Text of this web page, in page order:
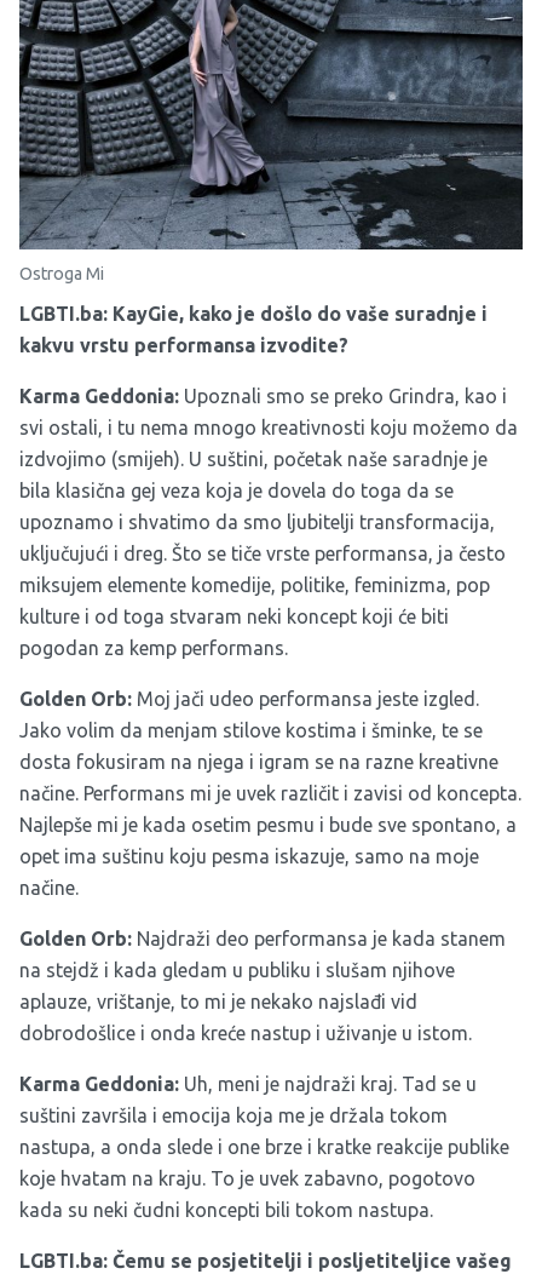
Ostroga Mi
LGBTI.ba: KayGie, kako je došlo do vaše suradnje i
kakvu vrstu performansa izvodite?
Karma Geddonia: Upoznali smo se preko Grindra, kao i
svi ostali, i tu nema mnogo kreativnosti koju možemo da
izdvojimo (smijeh). U suštini, početak naše saradnje je
bila klasična gej veza koja je dovela do toga da se
upoznamo i shvatimo da smo ljubitelji transformacija,
uključujući i dreg. Što se tiče vrste performansa, ja često
miksujem elemente komedije, politike, feminizma, pop
kulture i od toga stvaram neki koncept koji će biti
pogodan za kemp performans.
Golden Orb: Moj jači udeo performansa jeste izgled.
Jako volim da menjam stilove kostima i šminke, te se
dosta fokusiram na njega i igram se na razne kreativne
načine. Performans mi je uvek različit i zavisi od koncepta.
Najlepše mi je kada osetim pesmu i bude sve spontano, a
opet ima suštinu koju pesma iskazuje, samo na moje
načine.
Golden Orb: Najdraži deo performansa je kada stanem
na stejdž i kada gledam u publiku i slušam njihove
aplauze, vrištanje, to mi je nekako najslađi vid
dobrodošlice i onda kreće nastup i uživanje u istom.
Karma Geddonia: Uh, meni je najdraži kraj. Tad se u
suštini završila i emocija koja me je držala tokom
nastupa, a onda slede i one brze i kratke reakcije publike
koje hvatam na kraju. To je uvek zabavno, pogotovo
kada su neki čudni koncepti bili tokom nastupa.
LGBTI.ba: Čemu se posjetitelji i posljetiteljice vašeg